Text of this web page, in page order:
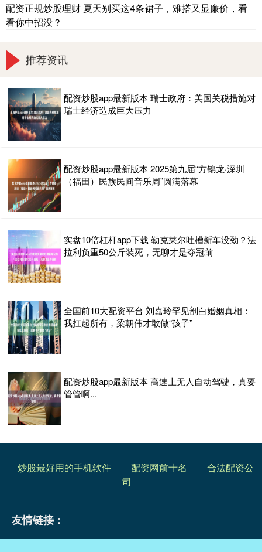
配资正规炒股理财 夏天别买这4条裙子，难搭又显廉价，看
看你中招没？
推荐资讯
配资炒股app最新版本 瑞士政府：美国关税措施对
瑞士经济造成巨大压力
配资炒股app最新版本 2025第九届“方锦龙·深圳
（福田）民族民间音乐周”圆满落幕
实盘10倍杠杆app下载 勒克莱尔吐槽新车没劲？法
拉利负重50公斤装死，无聊才是夺冠前
全国前10大配资平台 刘嘉玲罕见剖白婚姻真相：
我扛起所有，梁朝伟才敢做“孩子”
配资炒股app最新版本 高速上无人自动驾驶，真要
管管啊...
炒股最好用的手机软件 配资网前十名
合法配资公
司
友情链接：